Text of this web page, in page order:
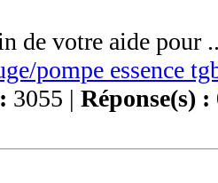
de votre aide pour
pompe essence
3055 | Réponse(s) :